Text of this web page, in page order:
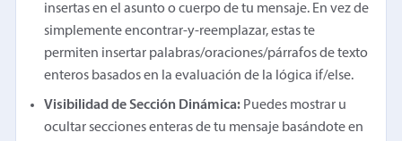
insertas en el asunto o cuerpo de tu mensaje. En vez de
simplemente encontrar-y-reemplazar, estas te
permiten insertar palabras/oraciones/párrafos de texto
enteros basados en la evaluación de la lógica if/else.
Visibilidad de Sección Dinámica: Puedes mostrar u
ocultar secciones enteras de tu mensaje basándote en